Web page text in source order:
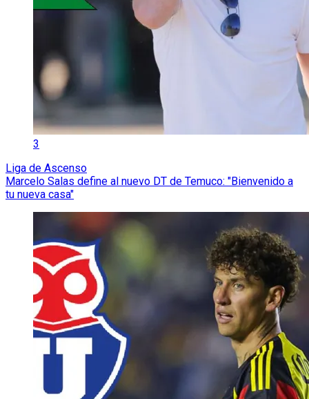
3
Liga de Ascenso
Marcelo Salas define al nuevo DT de Temuco: "Bienvenido a
tu nueva casa"